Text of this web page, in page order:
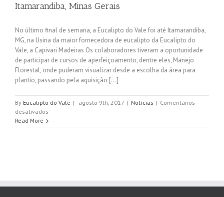
Itamarandiba, Minas Gerais
No último final de semana, a Eucalipto do Vale foi até Itamarandiba,
MG, na Usina da maior fornecedora de eucalipto da Eucalipto do
Vale, a Capivari Madeiras Os colaboradores tiveram a oportunidade
de participar de cursos de aperfeiçoamento, dentre eles, Manejo
Florestal, onde puderam visualizar desde a escolha da área para
plantio, passando pela aquisição [...]
By Eucalipto do Vale | agosto 9th, 2017 | Notícias | Comentários
desativados
Eucalipto
do
Read More